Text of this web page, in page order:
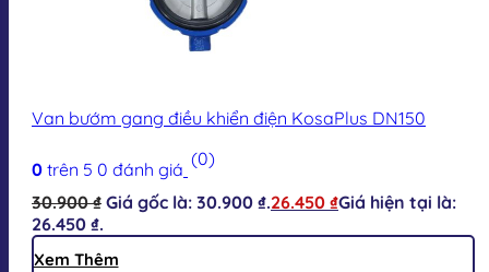
Van bướm gang điều khiển điện KosaPlus DN150
0 trên 5 0 đánh giá (0)
30.900₫ Giá gốc là: 30.900 ₫.26.450 ₫Giá hiện tại là:
26.450 ₫.
Xem Thêm